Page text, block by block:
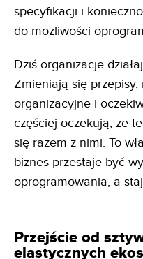
specyfikacji i
do możliwości
Dziś organizacje
Zmieniają się
organizacyjne i
częściej oczekują, że
się razem z nimi. To
biznes przestaje być
oprogramowania, a
Przejście od
elastycznych